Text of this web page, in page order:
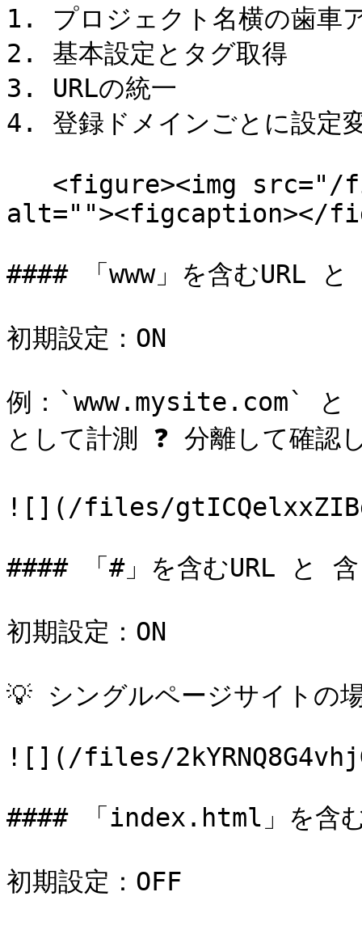
1. プロジェクト名横の歯車
2. 基本設定とタグ取得
3. URLの統一
4. 登録ドメインごとに設定
alt=""><figcaption></
#### 「www」を含むURL と
初期設定：ON
例：`www.mysite.com`
として計測 ❓ 分離して確認
![](/files/
#### 「#」を含むURL と 含
初期設定：ON
💡 シングルページサイトの
![](/files/
#### 「index.html」を含
初期設定：OFF